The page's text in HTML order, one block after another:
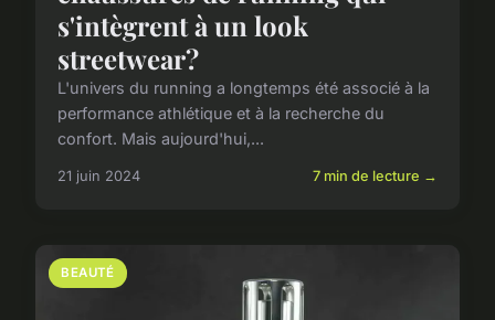
s'intègrent à un look
streetwear?
L'univers du running a longtemps été associé à la
performance athlétique et à la recherche du
confort. Mais aujourd'hui,...
21 juin 2024 7 min de lecture →
BEAUTÉ